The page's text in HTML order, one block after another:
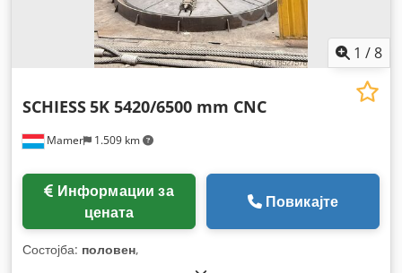
1 /8
Mamer 1.509 km
SCHIESS5K 5420/6500 mm CNC
цената
Повикајте
Состојба: половен,